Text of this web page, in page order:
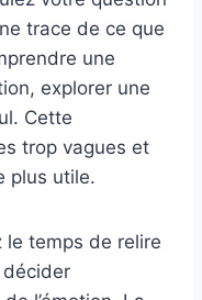
trace de ce que
une
explorer une
Cette
trop vagues et
plus utile.
le temps de relire